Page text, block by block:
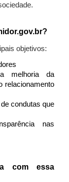
objetivos:
melhoria da
relacionamento
condutas que
nas
com essa